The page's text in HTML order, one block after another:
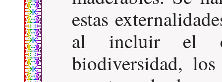
estas
al incluir el
biodiversidad,